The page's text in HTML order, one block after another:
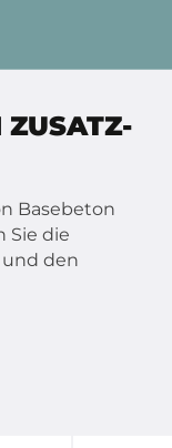
ZUSATZ-
Basebeton
Sie die
den